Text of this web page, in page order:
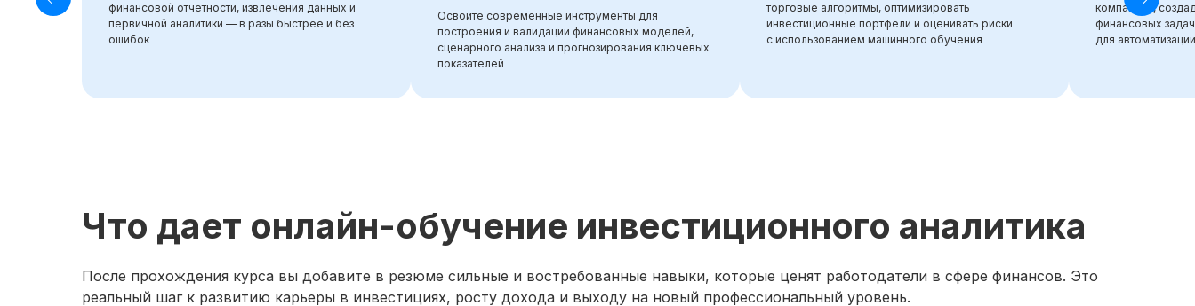
финансовой отчётности, извлечения данных и
первичной аналитики — в разы быстрее и без
ошибок
Освоите современные инструменты для
построения и валидации финансовых моделей,
сценарного анализа и прогнозирования ключевых
показателей
торговые алгоритмы, оптимизировать
инвестиционные портфели и оценивать риски
с использованием машинного обучения
компаниях,
финансовых
для
Что дает онлайн-обучение инвестиционного аналитика
После прохождения курса вы добавите в резюме сильные и востребованные навыки, которые ценят работодатели в сфере финансов. Это
реальный шаг к развитию карьеры в инвестициях, росту дохода и выходу на новый профессиональный уровень.